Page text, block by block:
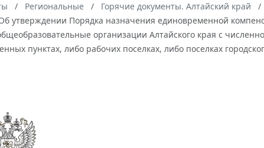
Региональные Горячие документы. Алтайский край
утверждении Порядка назначения единовременной
организации Алтайского края с
пунктах, либо рабочих поселках, либо поселках